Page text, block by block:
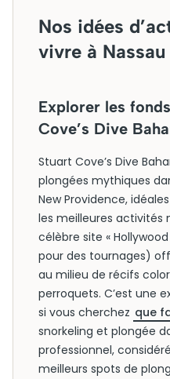
Nos idées
vivre à Nassau
Explorer les
Cove’s Dive
Stuart Cove’s Dive
plongées mythiques
New Providence,
les meilleures activités
célèbre site «
pour des tournages)
au milieu de récifs
perroquets. C’est une
si vous cherchez que
snorkeling et plongée
professionnel,
meilleurs spots de